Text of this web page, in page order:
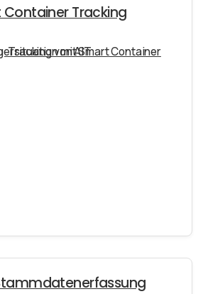
Container Tracking